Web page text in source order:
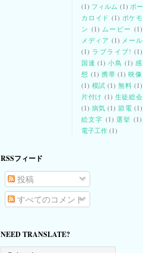
(1) フィルム (1) ボー
カロイド (1) ポケモ
ン (1) ムービー (1)
メディア (1) メール
(1) ラブライブ! (1)
国連 (1) 小鳥 (1) 感
想 (1) 携帯 (1) 映像
(1) 模試 (1) 無料 (1)
片付け (1) 生徒総会
(1) 病気 (1) 節電 (1)
絵文字 (1) 選挙 (1)
電子工作 (1)
RSSフィード
投稿
すべてのコメント
NEED TRANSLATE?